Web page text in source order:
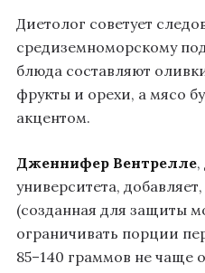
Диетолог советует
средиземноморскому
блюда составляют
фрукты и орехи, а мясо
акцентом.
Дженнифер Вентрелле,
университета,
(созданная для защиты
ограничивать порции
85–140 граммов не чаще